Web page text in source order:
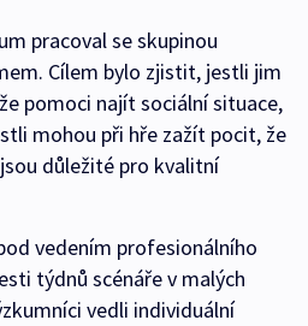
pracoval se skupinou
Cílem bylo zjistit, jestli jim
pomoci najít sociální situace,
mohou při hře zažít pocit, že
důležité pro kvalitní
vedením profesionálního
týdnů scénáře v malých
vedli individuální